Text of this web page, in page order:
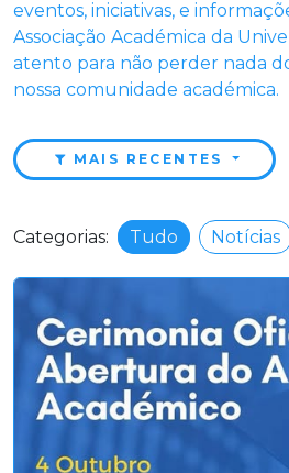
eventos, iniciativas, e
Associação Académica da
atento para não perder nada
nossa comunidade académica.
MAIS RECENTES
Categorias: Tudo Notícias